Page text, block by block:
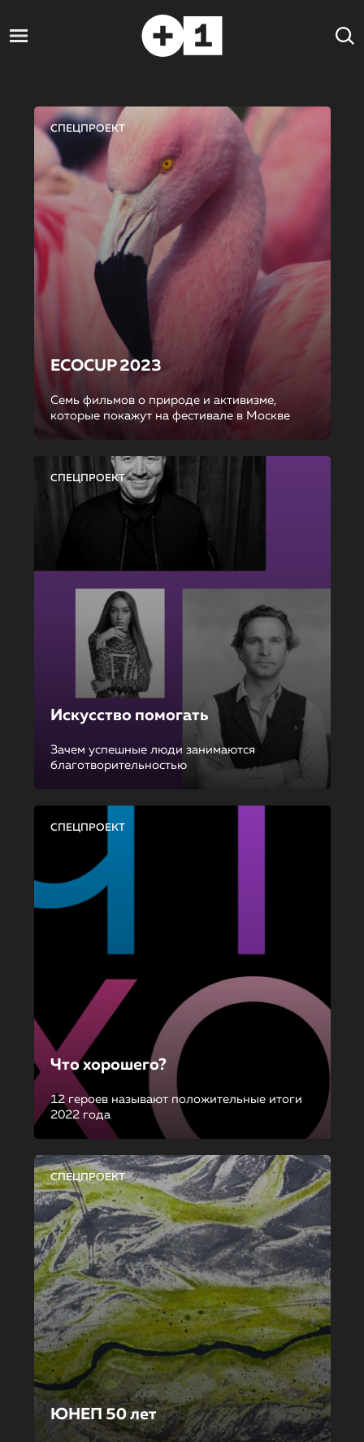
СПЕЦПРОЕКТ
ECOCUP 2023
Семь фильмов о природе и активизме,
которые покажут на фестивале в Москве
СПЕЦПРОЕКТ
Искусство помогать
Зачем успешные люди занимаются
благотворительностью
СПЕЦПРОЕКТ
Что хорошего?
12 героев называют положительные итоги
2022 года
СПЕЦПРОЕКТ
ЮНЕП 50 лет